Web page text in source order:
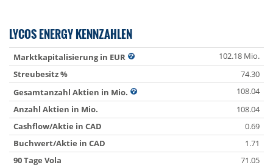
LYCOS ENERGY KENNZAHLEN
Marktkapitalisierung in EUR
102.18 Mio.
Streubesitz %
74.30
Gesamtanzahl Aktien in Mio.
108.04
Anzahl Aktien in Mio.
108.04
Cashflow/Aktie in CAD
0.69
Buchwert/Aktie in CAD
1.71
90 Tage Vola
71.05